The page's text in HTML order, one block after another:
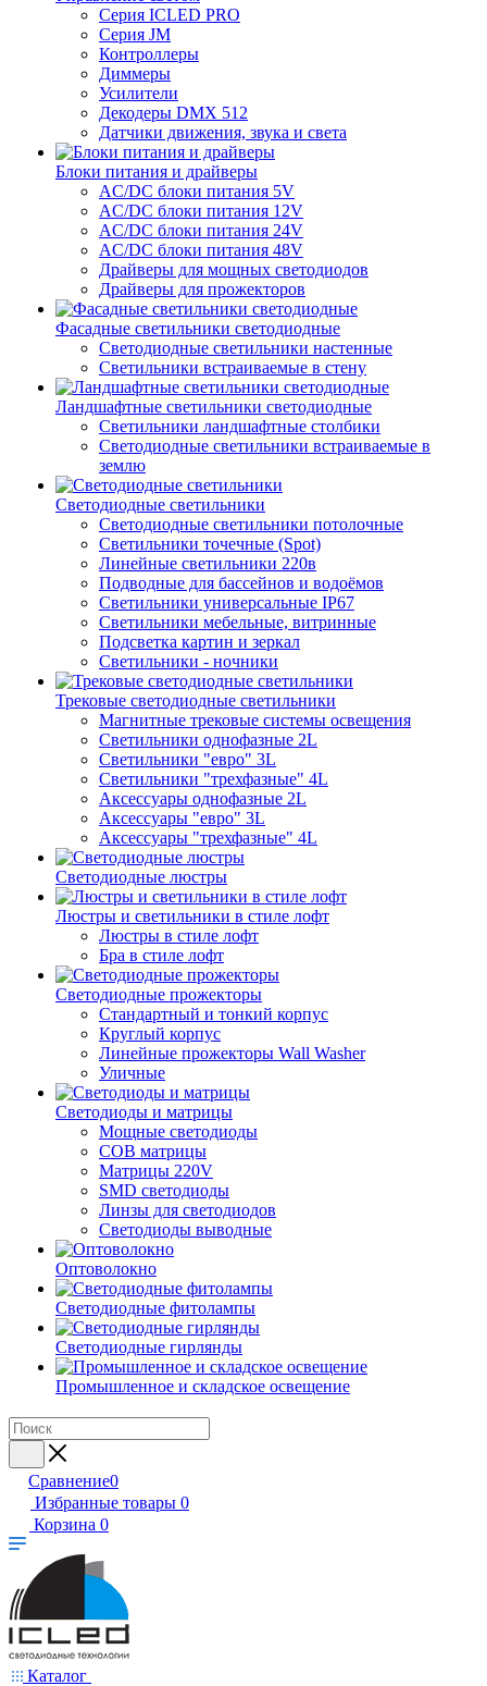
Серия ICLED PRO
Серия JM
Контроллеры
Диммеры
Усилители
Декодеры DMX 512
Датчики движения, звука и света
Блоки питания и драйверы
AC/DC блоки питания 5V
AC/DC блоки питания 12V
AC/DC блоки питания 24V
AC/DC блоки питания 48V
Драйверы для мощных светодиодов
Драйверы для прожекторов
Фасадные светильники светодиодные
Светодиодные светильники настенные
Светильники встраиваемые в стену
Ландшафтные светильники светодиодные
Светильники ландшафтные столбики
Светодиодные светильники встраиваемые в
землю
Светодиодные светильники
Светодиодные светильники потолочные
Светильники точечные (Spot)
Линейные светильники 220в
Подводные для бассейнов и водоёмов
Светильники универсальные IP67
Светильники мебельные, витринные
Подсветка картин и зеркал
Светильники - ночники
Трековые светодиодные светильники
Магнитные трековые системы освещения
Светильники однофазные 2L
Светильники "евро" 3L
Светильники "трехфазные" 4L
Аксессуары однофазные 2L
Аксессуары "евро" 3L
Аксессуары "трехфазные" 4L
Светодиодные люстры
Люстры и светильники в стиле лофт
Люстры в стиле лофт
Бра в стиле лофт
Светодиодные прожекторы
Стандартный и тонкий корпус
Круглый корпус
Линейные прожекторы Wall Washer
Уличные
Светодиоды и матрицы
Мощные светодиоды
COB матрицы
Матрицы 220V
SMD светодиоды
Линзы для светодиодов
Светодиоды выводные
Оптоволокно
Светодиодные фитолампы
Светодиодные гирлянды
Промышленное и складское освещение
Сравнение0
Избранные товары 0
Корзина 0
Каталог